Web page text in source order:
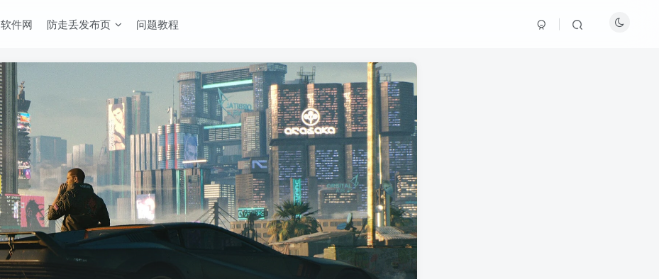
软件网 防走丢发布页 问题教程